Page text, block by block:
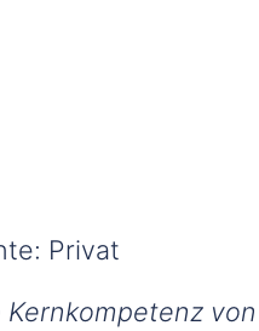
Privat
von